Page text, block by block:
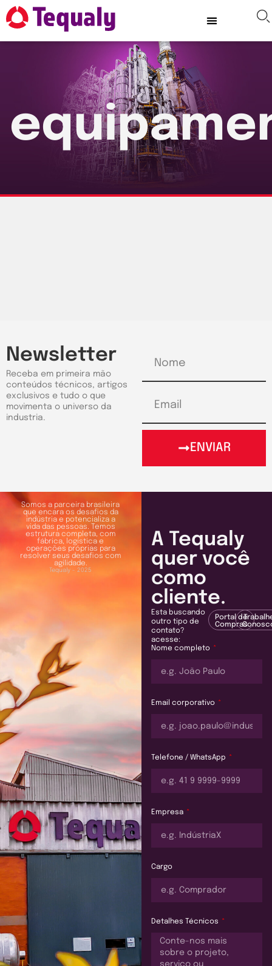
Newsletter
Receba em primeira mão
conteúdos técnicos, artigos
exclusivos e tudo o que
movimenta o universo da
industria.
ENVIAR
Somos a parceira brasileira
que encara os desafios da
indústria e potencializa a
vida das pessoas. Temos
estrutura completa, com
fábrica, logística e
operações próprias para
resolver seus desafios com
agilidade.
Tequaly - 2025
A Tequaly
quer você
como
cliente.
Esta buscando
outro tipo de
contato?
acesse:
Portal de
Compras
Nome completo
Email corporativo
Telefone / WhatsApp
Empresa
Cargo
Detalhes Técnicos